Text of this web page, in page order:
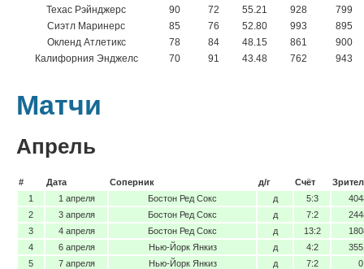
Техас Рэйнджерс
90 72 55.21 928
799
Сиэтл Маринерс
85 76 52.80 993
895
Окленд Атлетикс
78 84 48.15 861
900
Калифорния Энджелс
70 91 43.48 762 943
Матчи
Апрель
# Дата Соперник д/г Счёт
1
1 апреля Бостон Ред Сокс д 5:3
2
3 апреля Бостон Ред Сокс д 7:2
3
4 апреля Бостон Ред Сокс д 13:2
4
6 апреля Нью-Йорк Янкиз д 4:2
5
7 апреля Нью-Йорк Янкиз д 7:2
0